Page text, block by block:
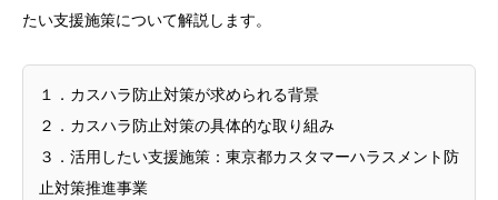
たい支援施策について解説します。
１．カスハラ防止対策が求められる背景
２．カスハラ防止対策の具体的な取り組み
３．活用したい支援施策：東京都カスタマーハラスメント防
止対策推進事業